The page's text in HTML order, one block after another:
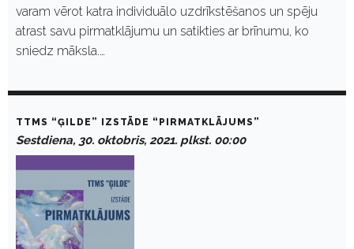
varam vērot katra individuālo uzdrīkstēšanos un spēju
atrast savu pirmatklājumu un satikties ar brīnumu, ko
sniedz māksla.…
TTMS “ĢILDE” IZSTĀDE “PIRMATKLĀJUMS”
Sestdiena, 30. oktobris, 2021. plkst. 00:00